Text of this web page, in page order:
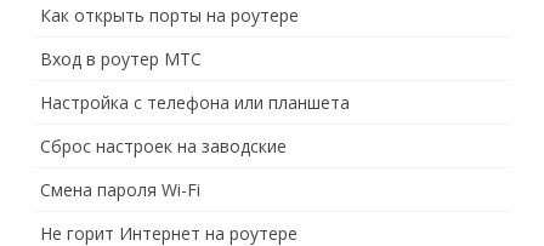
Как открыть порты на роутере
Вход в роутер МТС
Настройка с телефона или планшета
Сброс настроек на заводские
Смена пароля Wi-Fi
Не горит Интернет на роутере